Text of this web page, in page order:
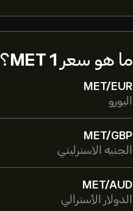
ما هو سعر 1 MET ؟
MET/EUR
اليورو
MET/GBP
الجنيه الاسترليني
MET/AUD
الدولار الأسترالي